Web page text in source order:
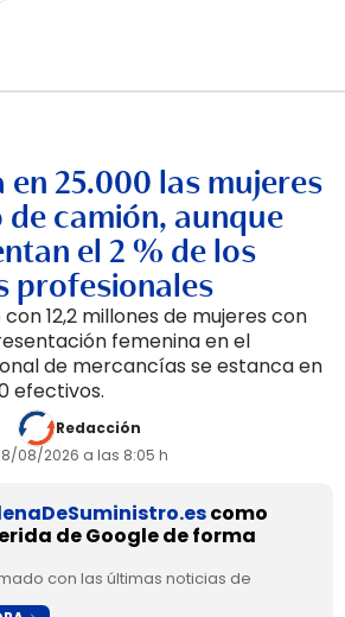
en 25.000 las mujeres
camión, aunque
el 2 % de los
profesionales
12,2 millones de mujeres con
femenina en el
de mercancías se estanca en
efectivos.
Redacción
08/2026 a las 8:05 h
como
de Google de forma
con las últimas noticias de